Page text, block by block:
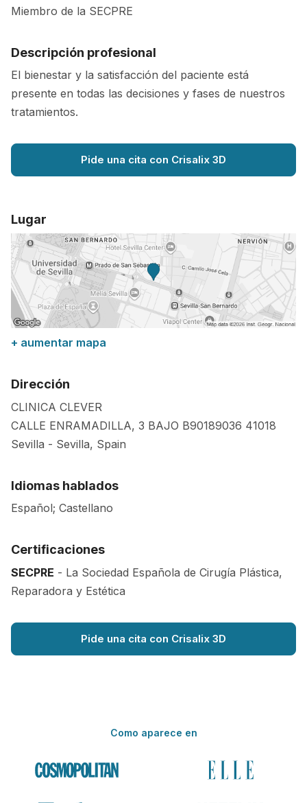
Miembro de la SECPRE
Descripción profesional
El bienestar y la satisfacción del paciente está
presente en todas las decisiones y fases de nuestros
tratamientos.
Pide una cita con Crisalix 3D
Lugar
+ aumentar mapa
Dirección
CLINICA CLEVER
CALLE ENRAMADILLA, 3 BAJO B90189036 41018
Sevilla - Sevilla, Spain
Idiomas hablados
Español; Castellano
Certificaciones
SECPRE - La Sociedad Española de Cirugía Plástica,
Reparadora y Estética
Pide una cita con Crisalix 3D
Como aparece en